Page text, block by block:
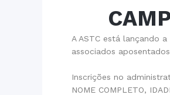
A ASTC está lançando
associados
Inscrições no
NOME COMPLETO,